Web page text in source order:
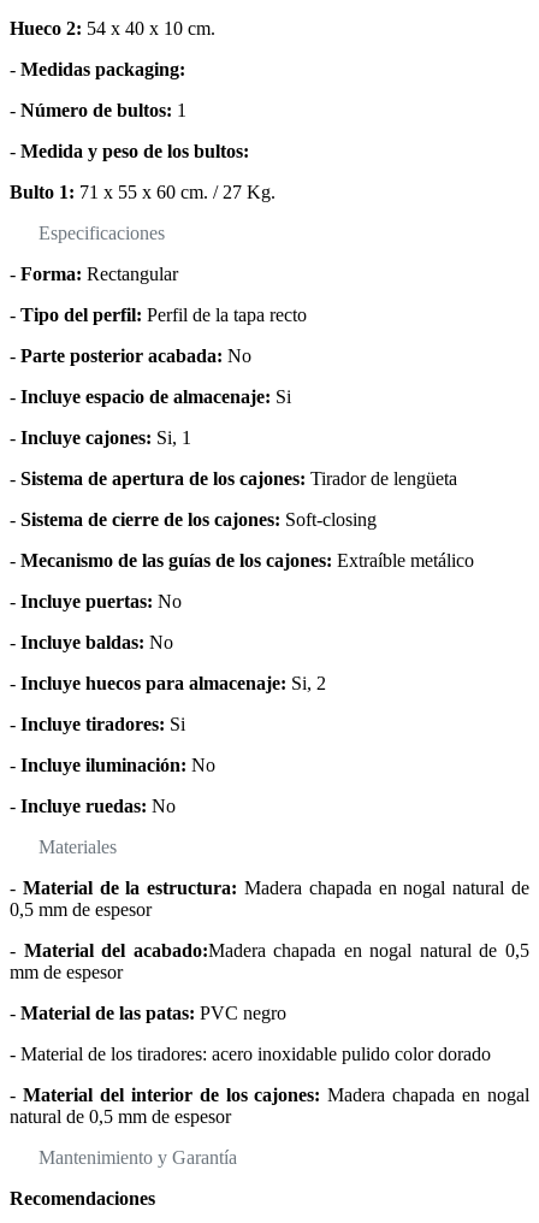
Hueco 2: 54 x 40 x 10 cm.
- Medidas packaging:
- Número de bultos: 1
- Medida y peso de los bultos:
Bulto 1: 71 x 55 x 60 cm. / 27 Kg.
Especificaciones
- Forma: Rectangular
- Tipo del perfil: Perfil de la tapa recto
- Parte posterior acabada: No
- Incluye espacio de almacenaje: Si
- Incluye cajones: Si, 1
- Sistema de apertura de los cajones: Tirador de lengüeta
- Sistema de cierre de los cajones: Soft-closing
- Mecanismo de las guías de los cajones: Extraíble metálico
- Incluye puertas: No
- Incluye baldas: No
- Incluye huecos para almacenaje: Si, 2
- Incluye tiradores: Si
- Incluye iluminación: No
- Incluye ruedas: No
Materiales
- Material de la estructura: Madera chapada en nogal natural de
0,5 mm de espesor
- Material del acabado:Madera chapada en nogal natural de 0,5
mm de espesor
- Material de las patas: PVC negro
- Material de los tiradores: acero inoxidable pulido color dorado
- Material del interior de los cajones:Madera chapada en nogal
natural de 0,5 mm de espesor
Mantenimiento y Garantía
Recomendaciones